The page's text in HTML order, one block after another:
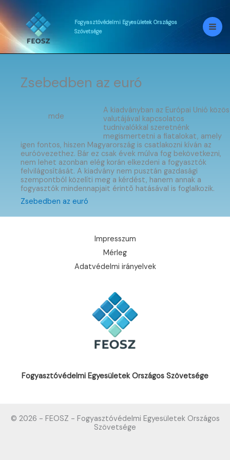
Skip
to
content
Fogyasztóvédelmi Egyesületek Országos
Szövetsége
Zsebedben az euró
mde
A kiadványban az Európai Unió közös
valutájával kapcsolatos
tudnivalókkal szeretnénk
megismertetni a fiatalokat, amely
igen fontos, hiszen Magyarország is csatlakozni kíván az
euróövezethez. Bár ez csak évek múlva fog bekövetkezni,
nem lehet azonban elég korán elkezdeni a fogyasztók
felvilágosítását. A kiadvány nem pusztán gazdasági
szempontból közelíti meg a kérdést, hanem annak a
fogyasztók mindennapjait érintõ hatásával is foglalkozik.
Zsebedben az euró
Impresszum
Mérleg
Adatvédelmi irányelvek
Fogyasztóvédelmi Egyesületek Országos Szövetsége
© 2026 - FEOSZ - Fogyasztóvédelmi Egyesületek Országos
Szövetsége